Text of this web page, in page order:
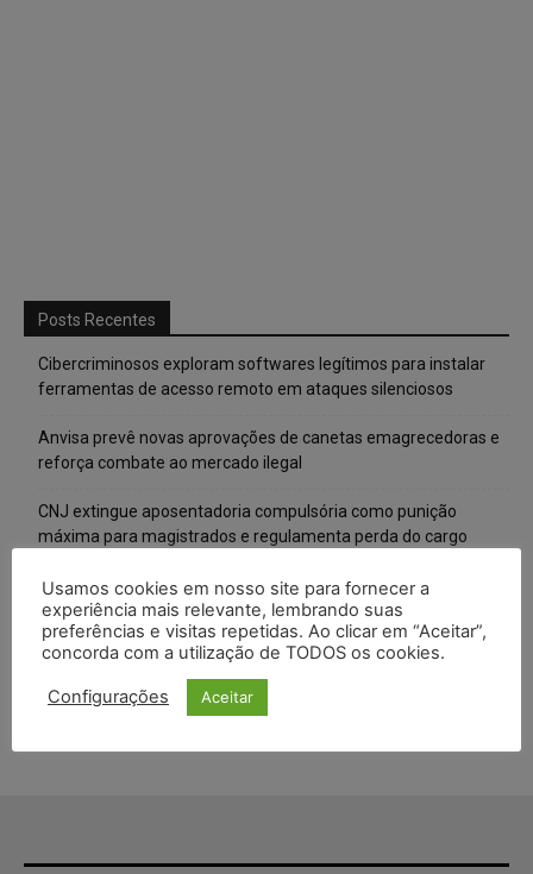
Posts Recentes
Cibercriminosos exploram softwares legítimos para instalar
ferramentas de acesso remoto em ataques silenciosos
Anvisa prevê novas aprovações de canetas emagrecedoras e
reforça combate ao mercado ilegal
CNJ extingue aposentadoria compulsória como punição
máxima para magistrados e regulamenta perda do cargo
Justiça de SP rejeita ação da família de Alexandre de Moraes
contra senador Alessandro Vieira
Conselho Nacional de Justiça determina afastamento da juíza
Gabriela Hardt por dois anos
Usamos cookies em nosso site para fornecer a
experiência mais relevante, lembrando suas
preferências e visitas repetidas. Ao clicar em “Aceitar”,
concorda com a utilização de TODOS os cookies.
Configurações Aceitar